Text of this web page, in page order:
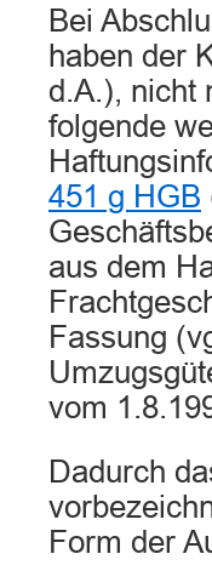
Bei
haben der
d.A.), nicht
folgende
451 g HGB
aus dem
Fassung
vom
Dadurch
Form der